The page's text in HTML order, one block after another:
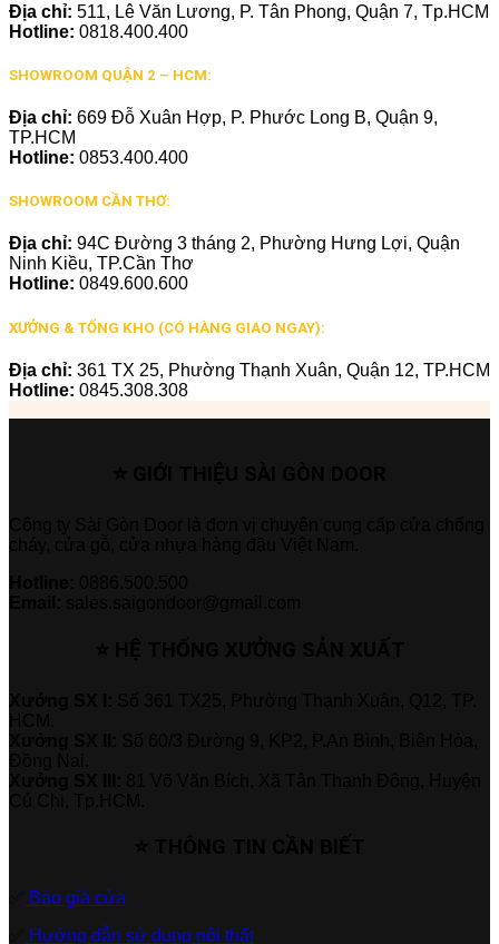
Địa chỉ: 511, Lê Văn Lương, P. Tân Phong, Quận 7, Tp.HCM
Hotline: 0818.400.400
SHOWROOM QUẬN 2 – HCM:
Địa chỉ: 669 Đỗ Xuân Hợp, P. Phước Long B, Quận 9,
TP.HCM
Hotline: 0853.400.400
SHOWROOM CẦN THƠ:
Địa chỉ: 94C Đường 3 tháng 2, Phường Hưng Lợi, Quận
Ninh Kiều, TP.Cần Thơ
Hotline: 0849.600.600
XƯỞNG & TỔNG KHO (CÓ HÀNG GIAO NGAY):
Địa chỉ: 361 TX 25, Phường Thạnh Xuân, Quận 12, TP.HCM
Hotline: 0845.308.308
Báo giá cửa
Hướng dẫn sử dụng nội thất